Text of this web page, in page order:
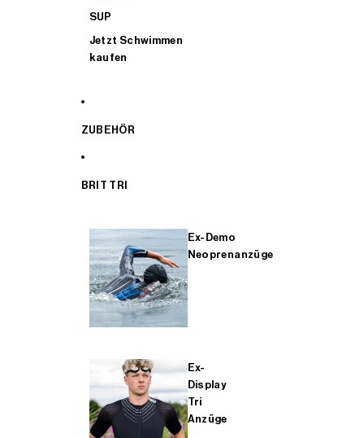
SUP
Jetzt Schwimmen
kaufen
ZUBEHÖR
BRIT TRI
Ex-Demo
Neoprenanzüge
Ex-
Display
Tri
Anzüge